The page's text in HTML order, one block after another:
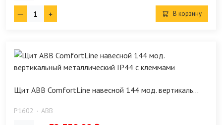
В корзину
Щит ABB ComfortLine навесной 144 мод. вертикаль...
P1602 ABB